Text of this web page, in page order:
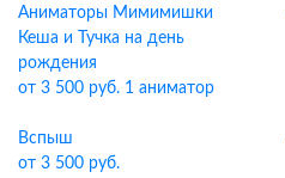
Аниматоры Мимимишки
Кеша и Тучка на день
рождения
от 3 500 руб. 1 аниматор
Вспыш
от 3 500 руб.